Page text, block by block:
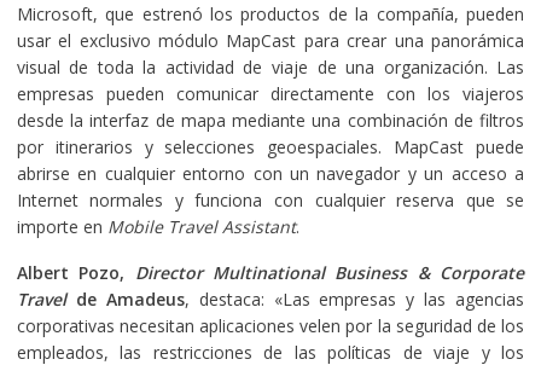
Microsoft, que estrenó los productos de la compañía, pueden
usar el exclusivo módulo MapCast para crear una panorámica
visual de toda la actividad de viaje de una organización. Las
empresas pueden comunicar directamente con los viajeros
desde la interfaz de mapa mediante una combinación de filtros
por itinerarios y selecciones geoespaciales. MapCast puede
abrirse en cualquier entorno con un navegador y un acceso a
Internet normales y funciona con cualquier reserva que se
importe en Mobile Travel Assistant.
Albert Pozo, Director Multinational Business & Corporate
Travelde Amadeus, destaca: «Las empresas y las agencias
corporativas necesitan aplicaciones velen por la seguridad de los
empleados, las restricciones de las políticas de viaje y los